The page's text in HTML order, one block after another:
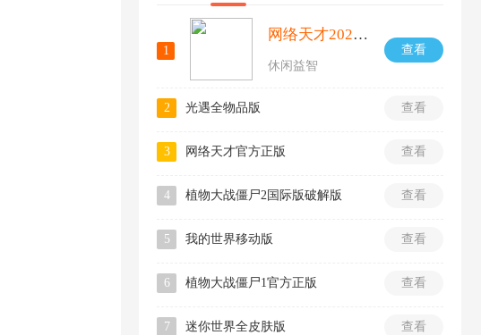
1 查看
网络天才2026最新版
休闲益智
2 查看
光遇全物品版
3 查看
网络天才官方正版
4 查看
植物大战僵尸2国际版破解版
5 查看
我的世界移动版
6 查看
植物大战僵尸1官方正版
7 查看
迷你世界全皮肤版